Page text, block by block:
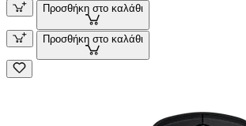
Προσθήκη στο καλάθι
Προσθήκη στο καλάθι